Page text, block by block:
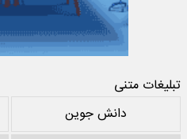
تبلیغات متنی
دانش جوین